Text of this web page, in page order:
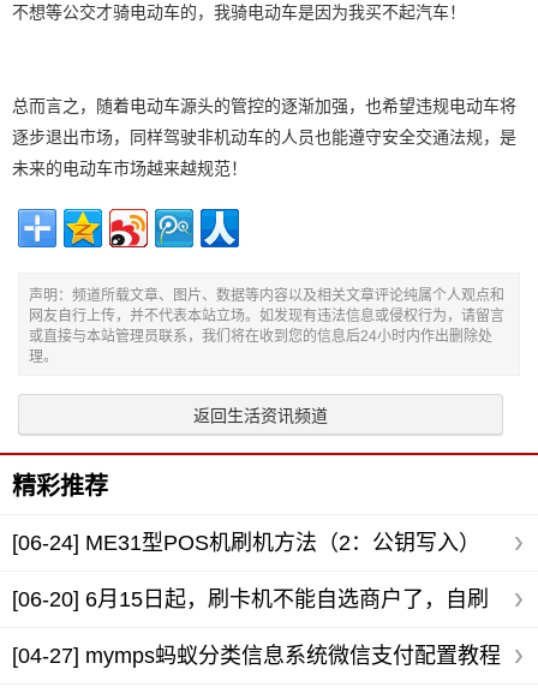
不想等公交才骑电动车的，我骑电动车是因为我买不起汽车！
总而言之，随着电动车源头的管控的逐渐加强，也希望违规电动车将
逐步退出市场，同样驾驶非机动车的人员也能遵守安全交通法规，是
未来的电动车市场越来越规范！
声明：频道所载文章、图片、数据等内容以及相关文章评论纯属个人观点和
网友自行上传，并不代表本站立场。如发现有违法信息或侵权行为，请留言
或直接与本站管理员联系，我们将在收到您的信息后24小时内作出删除处
理。
返回生活资讯频道
精彩推荐
[06-24] ME31型POS机刷机方法（2：公钥写入）
[06-20] 6月15日起，刷卡机不能自选商户了，自刷
卡的可一定要注意了？
[04-27] mymps蚂蚁分类信息系统微信支付配置教程